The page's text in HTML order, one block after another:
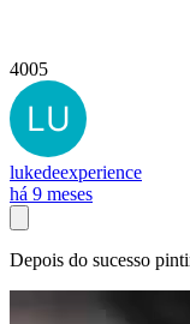
4005
lukedeexperience
há 9 meses
Depois do sucesso